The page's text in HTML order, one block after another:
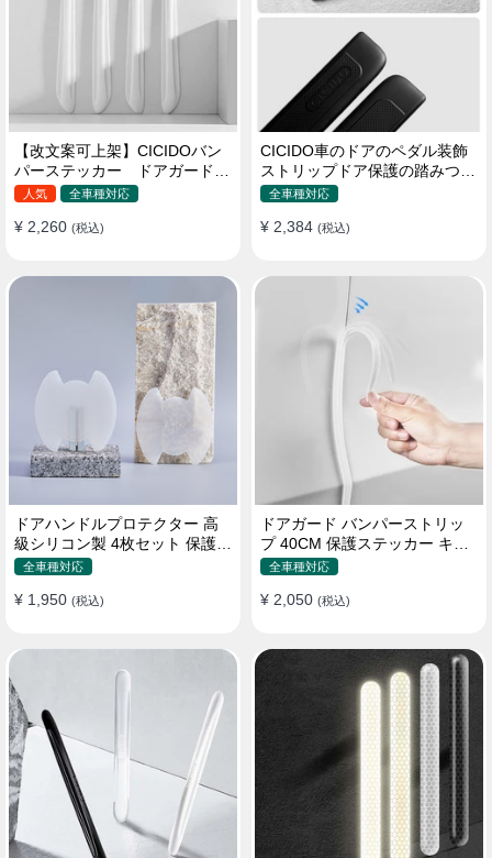
【改文案可上架】CICIDOバン
パーステッカー ドアガード
衝突防止プロテクター 耐スク
人気 全車種対応
¥ 2,260 (税込)
CICIDO車のドアのペダル装飾
ストリップドア保護の踏みつけ
防止
全車種対応
¥ 2,384 (税込)
ドアハンドルプロテクター 高
級シリコン製 4枚セット 保護フ
ィルム キズ防止 全車種
全車種対応
¥ 1,950 (税込)
ドアガード バンパーストリッ
プ 40CM 保護ステッカー キズ
防止 プロテクターシール
全車種対応
¥ 2,050 (税込)